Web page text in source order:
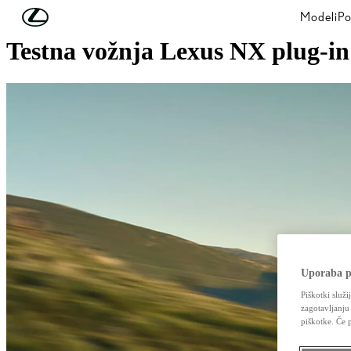
Skip to Main Content Modeli
Testna vožnja Lexus NX plug-in
Uporaba
Piškotki
zagotavljanju
piškotke. Če